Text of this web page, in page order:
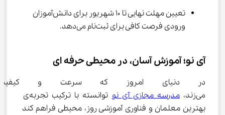
تعیین مهلت نهایی تا ۱۰ شهریور برای دانش‌آموزان
ورودی فرصت کافی برای ثبت‌نام می‌دهد.
آی نو؛ آموزش آسان، در محیطی حرفه ای
در دنیای امروز که سرعت و
می‌زند،
مدرسه مجازی آی نو
توانسته با ترکیب تجربه‌ی
بهترین معلمان و فناوری آموزشی روز، محیطی فراهم کند